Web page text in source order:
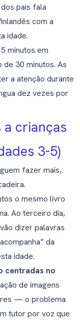
pais fala
com a
idade.
minutos em
de 30 minutos. As
a atenção durante
dez vezes por
crianças
3-5)
fazer mais,
o mesmo livro
Ao terceiro dia,
dizer palavras
da
idade.
centradas no
de imagens
— o problema
tutor por voz que